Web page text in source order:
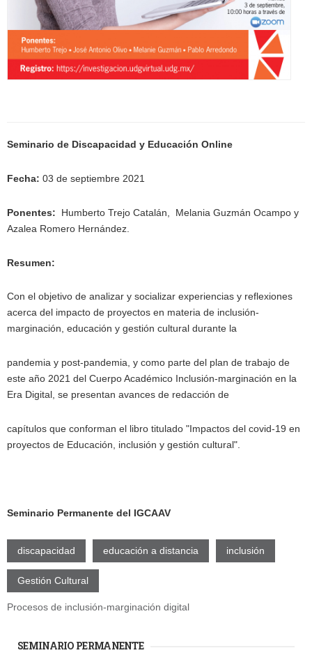
Seminario de Discapacidad y Educación Online
Fecha: 03 de septiembre 2021
Ponentes:
Humberto Trejo Catalán, Melania Guzmán Ocampo y
Azalea Romero Hernández.
Resumen:
Con el objetivo de analizar y socializar experiencias y reflexiones
acerca del impacto de proyectos en materia de inclusión-
marginación, educación y gestión cultural durante la
pandemia y post-pandemia, y como parte del plan de trabajo de
este año 2021 del Cuerpo Académico Inclusión-marginación en la
Era Digital, se presentan avances de redacción de
capítulos que conforman el libro titulado "Impactos del covid-19 en
proyectos de Educación, inclusión y gestión cultural".
Seminario Permanente del IGCAAV
discapacidad educación a distancia inclusión
Gestión Cultural
Procesos de inclusión-marginación digital
SEMINARIO PERMANENTE